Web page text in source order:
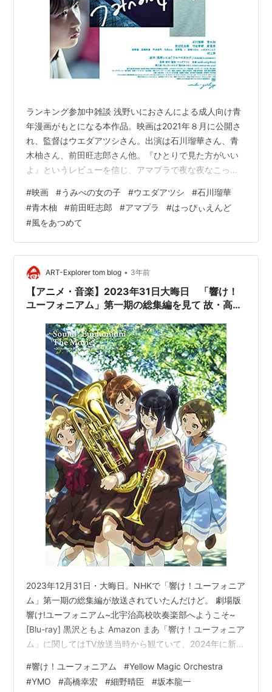
ランキング参加中雑談 浅野いにおさんによる成人向け青
年漫画がもとになる本作品。映画は2021年８月に公開さ
れ、監督はウエダアツシさん。出演は石川瑠華さん、青
木柚さん、前田旺志郎さん他。『ひとりで見た方がいい
よ』というレビューを信じ、アマプラで夜な夜なこっそ
Filmarks） 海辺の田舎町に暮らす中学二年生の小梅（石
川瑠華）は、憧れの三崎先輩（倉悠貴）に手酷いフラれ
方をして自棄になり、同級生の磯辺（青木柚）を誘って
衝動的に初体験を済ませる。なぜその相手が自分だった
のかと問う磯辺に、「一年の時あたしに告ったじゃん」
と、ことも無げに…
#映画 #うみべの女の子 #ウエダアツシ #石川瑠華
#青木柚 #前田旺志郎 #アマプラ #はっぴぃえんど
#風をあつめて
ART-Explorer tom blog • 3年前
【アニメ・音楽】2023年31日大晦日 「響け！
ユーフォニアム」第一期の総集編を見て 故・高橋
思うところ…
2023年12月31日・大晦日。NHKで「響け！ユーフォニア
ム」第一期の総集編が放送されていたんだけど。 劇場版
響け!ユーフォニアム~北宇治高校吹奏楽部へようこそ~
[Blu-ray] 黒沢ともよ Amazon まあ「響け！ユーフォニア
ム」に関してはTV放送当時から観ていて、2024年に新し
たんっだよ。 そもそもが京アニのアニメはほぼ漏らさず
に観ているけど。不幸が事件の復帰も応援したいので注
#響け！ユーフォニアム #Yellow Magic Orchestra
#YMO #高橋幸宏 #細野晴臣 #坂本龍一